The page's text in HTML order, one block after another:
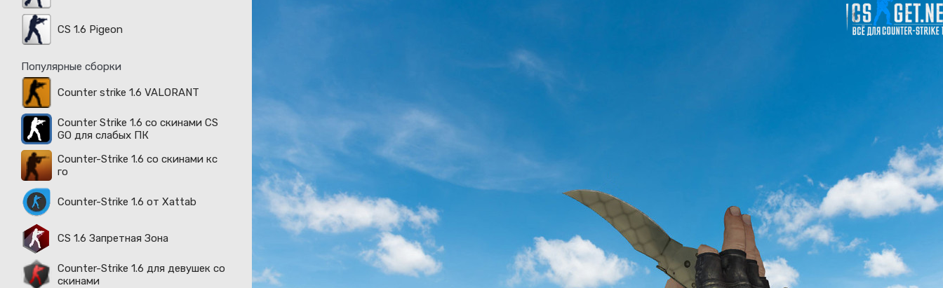
CS 1.6 Pigeon
Популярные сборки
Counter strike 1.6 VALORANT
Counter Strike 1.6 со скинами CS
GO для слабых ПК
Counter-Strike 1.6 со скинами кс
го
Counter-Strike 1.6 от Xattab
CS 1.6 Запретная Зона
Counter-Strike 1.6 для девушек со
скинами